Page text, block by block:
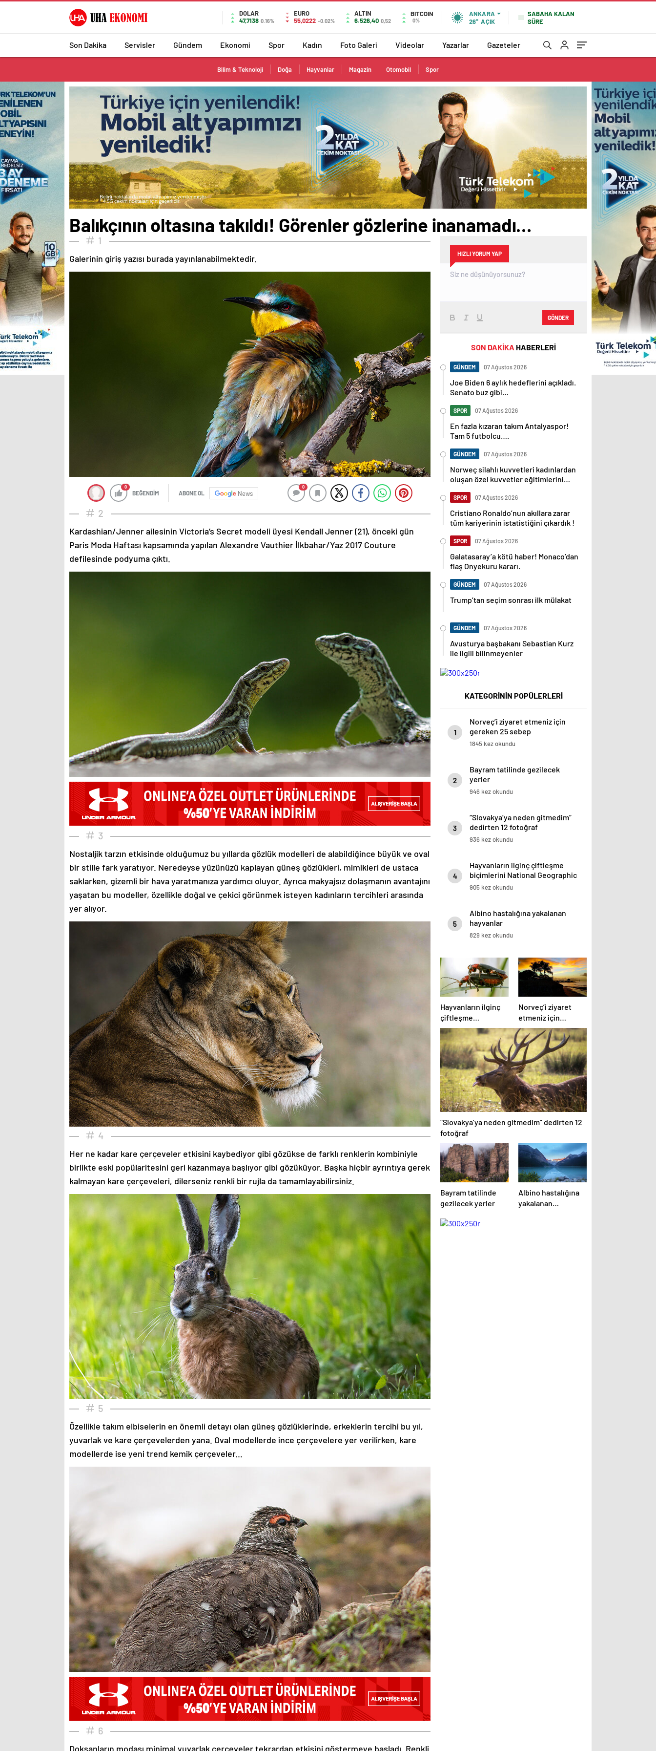
DOLAR
47,7138 0.16%
EURO
55,0222 -0.02%
ALTIN
6.526,40 0,52
BITCOIN
0%
ANKARA
26° AÇIK
SABAHA KALAN
SÜRE
Son Dakika Servisler Gündem Ekonomi Spor Kadın Foto Galeri Videolar Yazarlar Gazeteler
Bilim & Teknoloji Doğa Hayvanlar Magazin Otomobil Spor
Balıkçının oltasına takıldı! Görenler gözlerine inanamadı…
1
Galerinin giriş yazısı burada yayınlanabilmektedir.
0
BEĞENDİM ABONE OL News
0
2
Kardashian/Jenner ailesinin Victoria’s Secret modeli üyesi Kendall Jenner (21), önceki gün
Paris Moda Haftası kapsamında yapılan Alexandre Vauthier İlkbahar/Yaz 2017 Couture
defilesinde podyuma çıktı.
3
Nostaljik tarzın etkisinde olduğumuz bu yıllarda gözlük modelleri de alabildiğince büyük ve oval
bir stille fark yaratıyor. Neredeyse yüzünüzü kaplayan güneş gözlükleri, mimikleri de ustaca
saklarken, gizemli bir hava yaratmanıza yardımcı oluyor. Ayrıca makyajsız dolaşmanın avantajını
yaşatan bu modeller, özellikle doğal ve çekici görünmek isteyen kadınların tercihleri arasında
yer alıyor.
4
Her ne kadar kare çerçeveler etkisini kaybediyor gibi gözükse de farklı renklerin kombiniyle
birlikte eski popülaritesini geri kazanmaya başlıyor gibi gözüküyor. Başka hiçbir ayrıntıya gerek
kalmayan kare çerçeveleri, dilerseniz renkli bir rujla da tamamlayabilirsiniz.
5
Özellikle takım elbiselerin en önemli detayı olan güneş gözlüklerinde, erkeklerin tercihi bu yıl,
yuvarlak ve kare çerçevelerden yana. Oval modellerde ince çerçevelere yer verilirken, kare
modellerde ise yeni trend kemik çerçeveler...
6
Doksanların modası minimal yuvarlak çerçeveler tekrardan etkisini göstermeye başladı. Renkli
HIZLI YORUM YAP
GÖNDER
SON DAKİKA HABERLERİ
GÜNDEM 07 Ağustos 2026
Joe Biden 6 aylık hedeflerini açıkladı.
Senato buz gibi…
SPOR 07 Ağustos 2026
En fazla kızaran takım Antalyaspor!
Tam 5 futbolcu….
GÜNDEM 07 Ağustos 2026
Norweç silahlı kuvvetleri kadınlardan
oluşan özel kuvvetler eğitimlerini
SPOR 07 Ağustos 2026
Cristiano Ronaldo’nun akıllara zarar
tüm kariyerinin istatistiğini çıkardık !
SPOR 07 Ağustos 2026
Galatasaray’a kötü haber! Monaco’dan
flaş Onyekuru kararı.
GÜNDEM 07 Ağustos 2026
Trump’tan seçim sonrası ilk mülakat
GÜNDEM 07 Ağustos 2026
Avusturya başbakanı Sebastian Kurz
ile ilgili bilinmeyenler
KATEGORİNİN POPÜLERLERİ
1
Norveç’i ziyaret etmeniz için
gereken 25 sebep
1845 kez okundu
2
Bayram tatilinde gezilecek
yerler
946 kez okundu
3
“Slovakya’ya neden gitmedim”
dedirten 12 fotoğraf
936 kez okundu
4
Hayvanların ilginç çiftleşme
biçimlerini National Geographic
görüntüledi.
905 kez okundu
5
Albino hastalığına yakalanan
hayvanlar
829 kez okundu
Hayvanların ilginç
çiftleşme
biçimlerini National
Geographic
görüntüledi.
Norveç’i ziyaret
etmeniz için
gereken 25 sebep
“Slovakya’ya neden gitmedim” dedirten 12
fotoğraf
Bayram tatilinde
gezilecek yerler
Albino hastalığına
yakalanan